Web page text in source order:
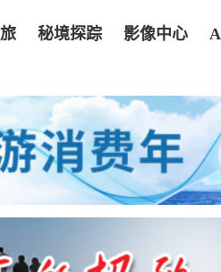
秘境探踪 影像中心